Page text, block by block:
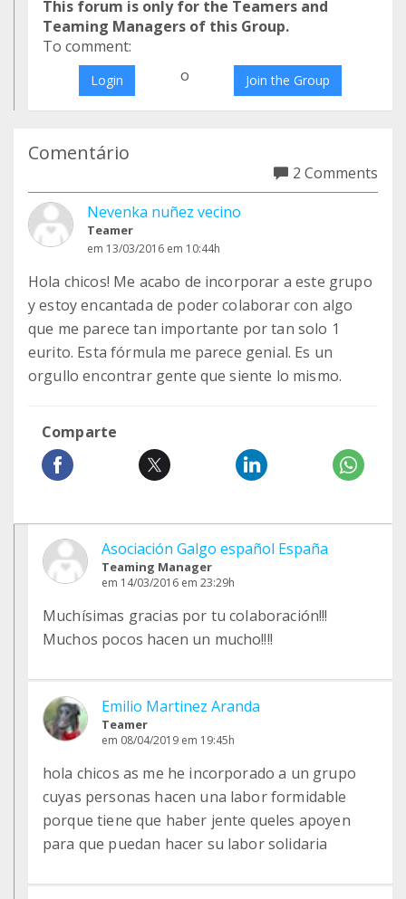
This forum is only for the Teamers and
Teaming Managers of this Group.
To comment:
Login o Join the Group
Comentário
2 Comments
Nevenka nuñez vecino
Teamer
em 13/03/2016 em 10:44h
Hola chicos! Me acabo de incorporar a este grupo
y estoy encantada de poder colaborar con algo
que me parece tan importante por tan solo 1
eurito. Esta fórmula me parece genial. Es un
orgullo encontrar gente que siente lo mismo.
Comparte
Asociación Galgo español España
Teaming Manager
em 14/03/2016 em 23:29h
Muchísimas gracias por tu colaboración!!!
Muchos pocos hacen un mucho!!!!
Emilio Martinez Aranda
Teamer
em 08/04/2019 em 19:45h
hola chicos as me he incorporado a un grupo
cuyas personas hacen una labor formidable
porque tiene que haber jente queles apoyen
para que puedan hacer su labor solidaria